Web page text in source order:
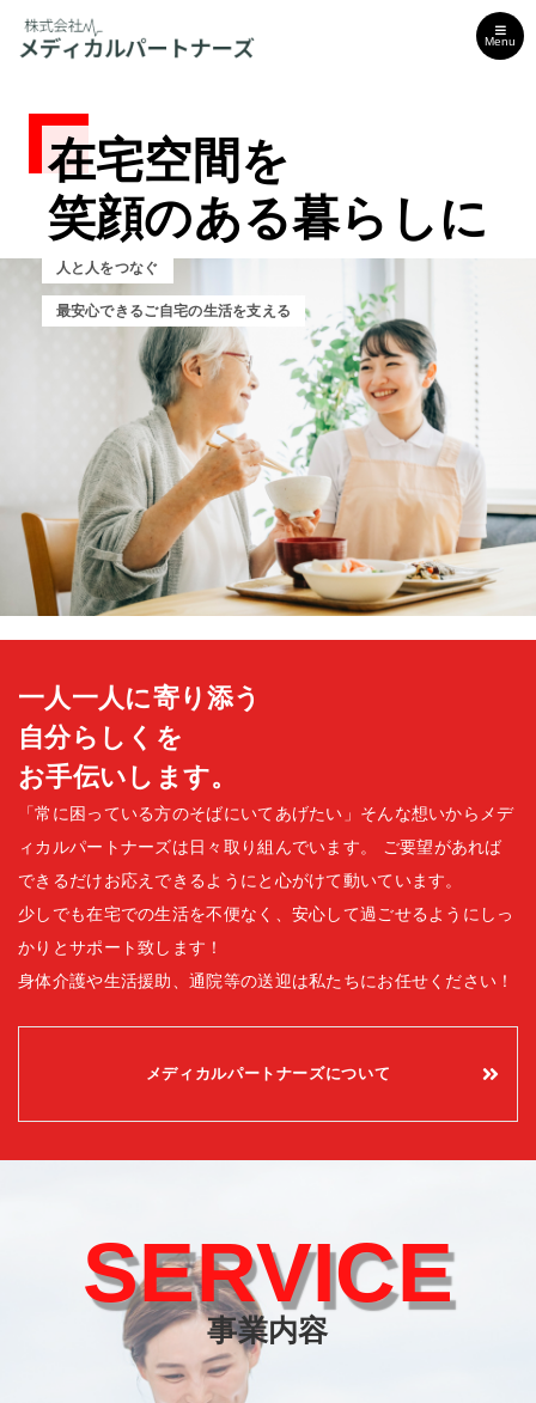
Menu
在宅空間を
笑顔のある暮らしに
人と人をつなぐ
最安心できるご自宅の生活を支える
在宅空間を
笑顔のある暮らしに
人と人をつなぐ
安心できるご自宅の生活を支える
在宅空間を
笑顔のある暮らしに
人と人をつなぐ
安心できるご自宅の生活を支える
一人一人に寄り添う
自分らしくを
お手伝いします。
「常に困っている方のそばにいてあげたい」そんな想いからメデ
ィカルパートナーズは日々取り組んでいます。
ご要望があれば
できるだけお応えできるようにと心がけて動いています。
少しでも在宅での生活を不便なく、安心して過ごせるようにしっ
かりとサポート致します！
身体介護や生活援助、通院等の送迎は私たちにお任せください！
メディカルパートナーズについて
事業内容
SERVICE